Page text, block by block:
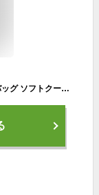
サーモス 保冷バッグ 約10L THERMOS クーラーバッグ ソフトクーラー 黒 カモフラ柄 ボックス型 ブラック お弁当 ランチ オフィス 学校 スポーツ 部活 試合 アウトドア/REI-0102